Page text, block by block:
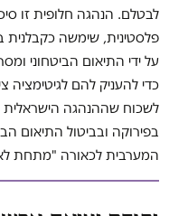
לבטלם. הנהגה חלופית זו
פלסטינית, שימשה כקבלנית
על ידי התיאום הביטחוני
כדי להעניק להם לגיטימציה
לשכוח שההנהגה הישראלית
בפירוקה ובביטול התיאום
המערבית לכאורה "מתחת